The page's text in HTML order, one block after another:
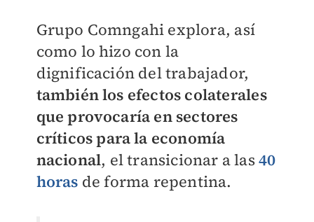
Grupo Comngahi explora, así
como lo hizo con la
dignificación del trabajador,
también los efectos colaterales
que provocaría en sectores
críticos para la economía
nacional, el transicionar a las40
horas de forma repentina.